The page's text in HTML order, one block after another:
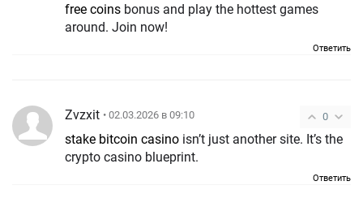
free coins bonus and play the hottest games
around. Join now!
Ответить
0
Zvzxit • 02.03.2026 в 09:10
stake bitcoin casino
crypto casino blueprint.
Ответить